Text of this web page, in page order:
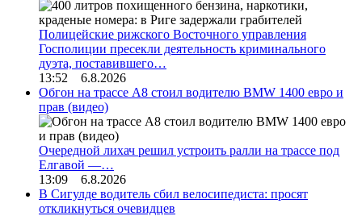
Полицейские рижского Восточного управления
Госполиции пресекли деятельность криминального
дуэта, поставившего…
13:52 6.8.2026
Обгон на трассе А8 стоил водителю BMW 1400 евро и
прав (видео)
Очередной лихач решил устроить ралли на трассе под
Елгавой —…
13:09 6.8.2026
В Сигулде водитель сбил велосипедиста: просят
откликнуться очевидцев